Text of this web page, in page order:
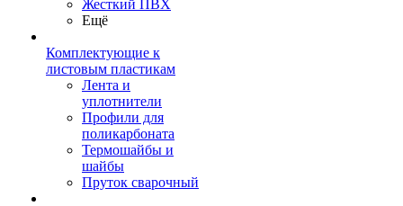
Жесткий ПВХ
Ещё
Комплектующие к
листовым пластикам
Лента и
уплотнители
Профили для
поликарбоната
Термошайбы и
шайбы
Пруток сварочный